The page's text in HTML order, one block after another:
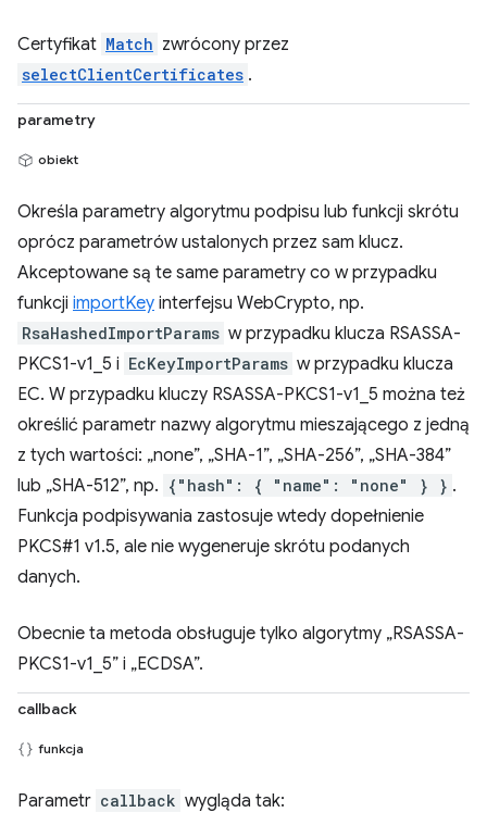
Certyfikat Match zwrócony przez
selectClientCertificates .
parametry
obiekt
Określa parametry algorytmu podpisu lub funkcji skrótu
oprócz parametrów ustalonych przez sam klucz.
Akceptowane są te same parametry co w przypadku
funkcji importKey interfejsu WebCrypto, np.
RsaHashedImportParams w przypadku klucza RSASSA-
PKCS1-v1_5 i EcKeyImportParams w przypadku klucza
EC. W przypadku kluczy RSASSA-PKCS1-v1_5 można też
określić parametr nazwy algorytmu mieszającego z jedną
z tych wartości: „none”, „SHA-1”, „SHA-256”, „SHA-384”
lub „SHA-512”, np. {"hash": { "name": "none" } } .
Funkcja podpisywania zastosuje wtedy dopełnienie
PKCS#1 v1.5, ale nie wygeneruje skrótu podanych
danych.
Obecnie ta metoda obsługuje tylko algorytmy „RSASSA-
PKCS1-v1_5” i „ECDSA”.
callback
funkcja
Parametr callback wygląda tak: